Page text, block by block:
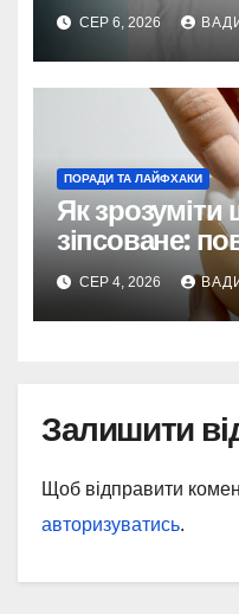
СЕР 6, 2026
ПОРАДИ ТА ЛАЙФХАКИ
Як зрозуміти
зіпсоване:
таСЕР 4, 2026
Залишити
Щоб відправити
авторизуватись.